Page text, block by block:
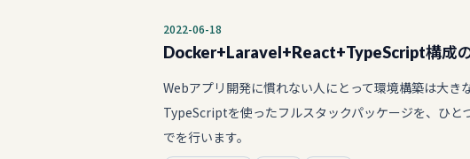
2022-06-18
Docker+Laravel+React+TypeScript構成
Webアプリ開発に慣れない人にとって環境構築は大
TypeScriptを使ったフルスタックパッケージを、ひ
でを行います。